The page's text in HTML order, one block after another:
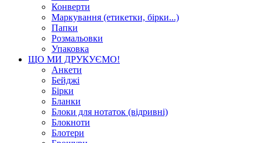
Конверти
Маркування (етикетки, бірки...)
Папки
Розмальовки
Упаковка
ЩО МИ ДРУКУЄМО!
Анкети
Бейджі
Бірки
Бланки
Блоки для нотаток (відривні)
Блокноти
Блотери